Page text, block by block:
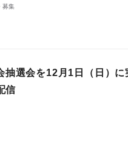
募集
抽選会を12月1日（日）に
信